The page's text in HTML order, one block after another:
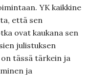
YK kaikkine
että sen
ovat kaukana sen
julistuksen
tässä tärkein ja
ja